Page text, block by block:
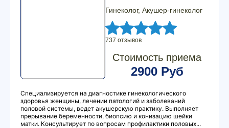
Гинеколог, Акушер-гинеколог
737 отзывов
Стоимость приема
2900 Руб
Специализируется на диагностике гинекологического
здоровья женщины, лечении патологий и заболеваний
половой системы, ведет акушерскую практику. Выполняет
прерывание беременности, биопсию и конизацию шейки
матки. Консультирует по вопросам профилактики половых...